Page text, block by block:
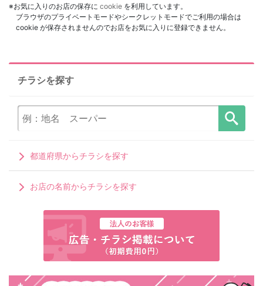
※お気に入りのお店の保存に cookie を利用しています。
ブラウザのプライベートモードやシークレットモードでご利用の場合は
cookie が保存されませんのでお店をお気に入りに登録できません。
チラシを探す
都道府県からチラシを探す
お店の名前からチラシを探す